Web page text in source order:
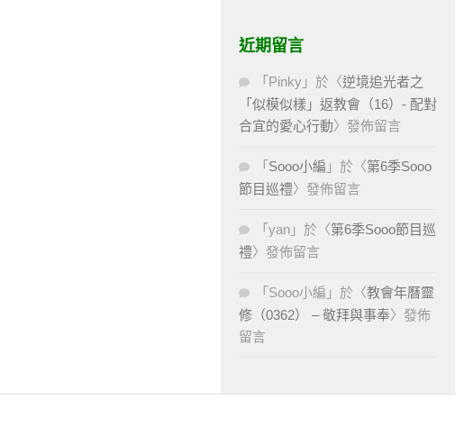
近期留言
「 Pinky 」於〈逆境追光者之
「似模似樣」返教會（16）- 配對
合宜的愛心行動〉發佈留言
「 Sooo小編 」於〈第6季Sooo
節目巡禮〉發佈留言
「 yan 」於〈第6季Sooo節目巡
禮〉發佈留言
「 Sooo小編 」於〈教會年曆靈
修（0362） – 敬拜與事奉〉發佈
留言